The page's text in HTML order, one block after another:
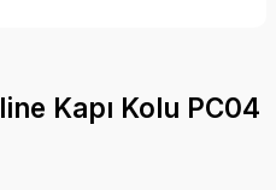
Kapı Kolu PC04